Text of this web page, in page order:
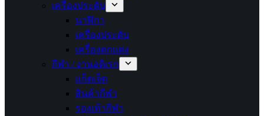
เครื่องประดับ
นาฬิกา
เครื่องประดับ
เครื่องตกแต่ง
กีฬา / งานอดิเรก
แก็ดเจ็ต
สินค้ากีฬา
รองเท้ากีฬา